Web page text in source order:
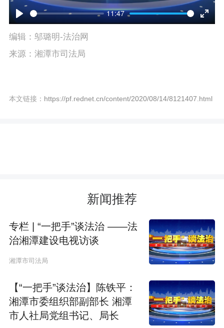
P
l
11:47
E
r
c
r
e
n
l
a
编辑：邬璐明-法治网
来源：湘潭市司法局
本文链接： https://pf.rednet.cn/content/2020/08/14/8121407.html
新闻推荐
专栏 | “一把手”谈法治 ——法
治湘潭建设电视访谈
湘潭市司法局
【“一把手”谈法治】陈铁平：
湘潭市委组织部副部长 湘潭
市人社局党组书记、局长